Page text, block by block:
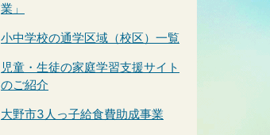
業」
小中学校の通学区域（校区）一覧
児童・生徒の家庭学習支援サイト
のご紹介
大野市3人っ子給食費助成事業